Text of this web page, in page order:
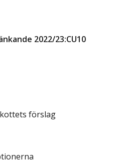
2022/23:CU10
förslag